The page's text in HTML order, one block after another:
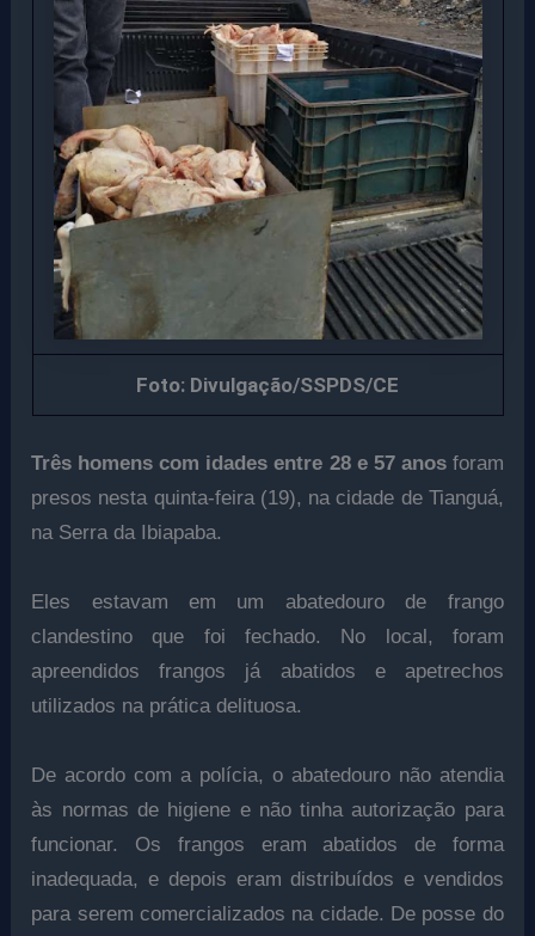
Foto: Divulgação/SSPDS/CE
Três homens com idades entre 28 e 57 anosforam
presos nesta quinta-feira (19), na cidade de Tianguá,
na Serra da Ibiapaba.
Eles estavam em um abatedouro de frango
clandestino que foi fechado. No local, foram
apreendidos frangos já abatidos e apetrechos
utilizados na prática delituosa.
De acordo com a polícia, o abatedouro não atendia
às normas de higiene e não tinha autorização para
funcionar. Os frangos eram abatidos de forma
inadequada, e depois eram distribuídos e vendidos
para serem comercializados na cidade. De posse do